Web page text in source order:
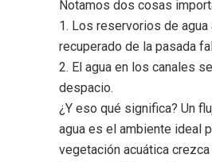
Notamos dos cosas
1. Los reservorios de agua
recuperado de la pasada
2. El agua en los canales
despacio.
¿Y eso qué significa? Un
agua es el ambiente ideal
vegetación acuática